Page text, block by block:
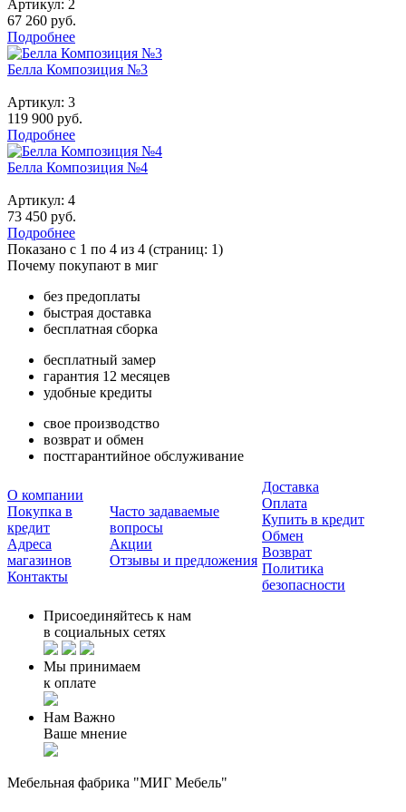
Артикул: 2
67 260 руб.
Подробнее
Белла Композиция №3
Артикул: 3
119 900 руб.
Подробнее
Белла Композиция №4
Артикул: 4
73 450 руб.
Подробнее
Показано с 1 по 4 из 4 (страниц: 1)
Почему покупают в миг
без предоплаты
быстрая доставка
бесплатная сборка
бесплатный замер
гарантия 12 месяцев
удобные кредиты
свое производство
возврат и обмен
постгарантийное обслуживание
О компании
Покупка в
кредит
Адреса
магазинов
Контакты
Часто задаваемые
вопросы
Акции
Отзывы и предложения
Доставка
Оплата
Купить в кредит
Обмен
Возврат
Политика
безопасности
Присоединяйтесь к нам
в социальных сетях
Мы принимаем
к оплате
Нам Важно
Ваше мнение
Мебельная фабрика "МИГ Мебель"